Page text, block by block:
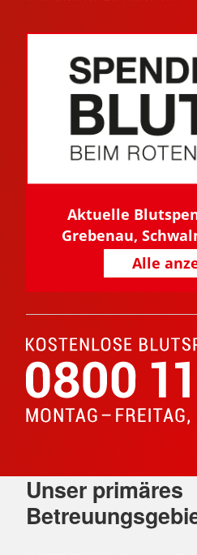
Aktuelle
Grebenau,
Alle
Unser primäres